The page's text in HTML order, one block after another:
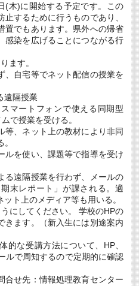
学
生
の
募
集
つ
い
て
必
着)
は
(木)に開始する予定です。この
するために行うものであり、
置でもあります。県外への帰省
感染を広げることにつながる行
ます。
、自宅等でネット配信の授業を
遠隔授業
マートフォンで使える同期型
で授業を受ける。
等、ネット上の教材により非同
ルを使い、課題等で指導を受け
る遠隔授業を行わず、メールの
末レポート」が課される。適
ト上のメディア等も用いる。
にしてください。 学校のHPの
きます。（新入生には別途案内
的な受講方法について、HP、
ルで周知するので定期的に確認
合せ先：情報処理教育センター